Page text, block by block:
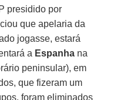
presidido por
que apelaria da
jogasse, estará
a Espanha na
peninsular), em
que fizeram um
foram eliminados